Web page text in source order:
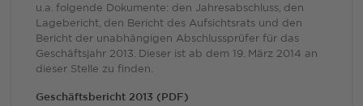
u.a. folgende Dokumente: den Jahresabschluss, den
Lagebericht, den Bericht des Aufsichtsrats und den
Bericht der unabhängigen Abschlussprüfer für das
Geschäftsjahr 2013. Dieser ist ab dem 19. März 2014 an
dieser Stelle zu finden.
Geschäftsbericht 2013 (PDF)